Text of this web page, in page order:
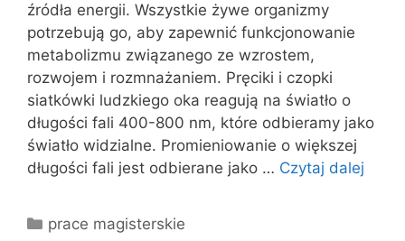
źródła energii. Wszystkie żywe organizmy
potrzebują go, aby zapewnić funkcjonowanie
metabolizmu związanego ze wzrostem,
rozwojem i rozmnażaniem. Pręciki i czopki
siatkówki ludzkiego oka reagują na światło o
długości fali 400-800 nm, które odbieramy jako
światło widzialne. Promieniowanie o większej
długości fali jest odbierane jako … Czytaj dalej
Kategorie
prace magisterskie